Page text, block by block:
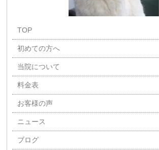
TOP
初めての方へ
当院について
料金表
お客様の声
ニュース
ブログ